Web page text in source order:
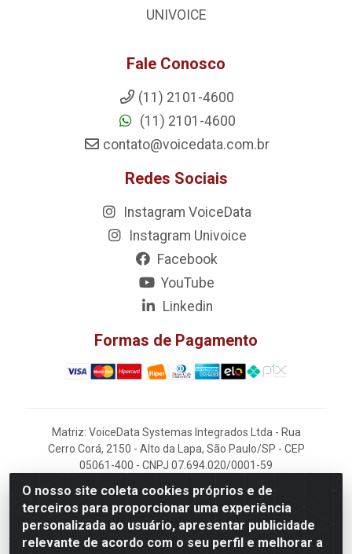
O nosso site coleta cookies próprios e de
terceiros para proporcionar uma experiência
personalizada ao usuário, apresentar publicidade
relevante de acordo com o seu perfil e melhorar a
UNIVOICE
Fale Conosco
(11) 2101-4600
(11) 2101-4600
contato@voicedata.com.br
Redes Sociais
Instagram VoiceData
Instagram Univoice
Facebook
YouTube
Linkedin
Formas de Pagamento
Matriz: VoiceData Systemas Integrados Ltda - Rua
Cerro Corá, 2150 - Alto da Lapa, São Paulo/SP - CEP
05061-400 - CNPJ 07.694.020/0001-59
Filial: VoiceData - Rua João Kaufmann, 405 -
Rochdale - Osasco/SP - CEP 06220-060